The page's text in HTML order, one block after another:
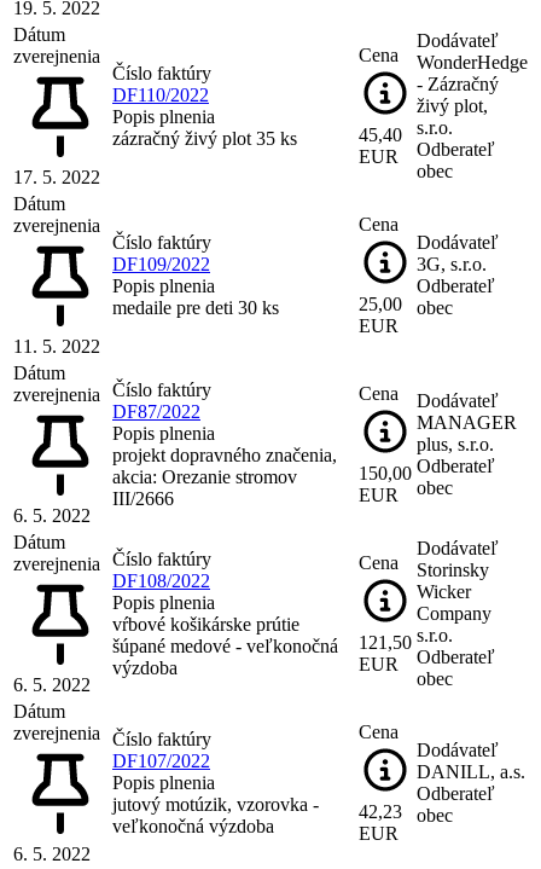
19. 5. 2022
Dátum
zverejnenia
17. 5. 2022
Číslo faktúry
DF110/2022
Popis plnenia
zázračný živý plot 35 ks
Cena
45,40
EUR
Dodávateľ
WonderHedge
- Zázračný
živý plot,
s.r.o.
Odberateľ
obec
Dátum
zverejnenia
11. 5. 2022
Číslo faktúry
DF109/2022
Popis plnenia
medaile pre deti 30 ks
Cena
25,00
EUR
Dodávateľ
3G, s.r.o.
Odberateľ
obec
Dátum
zverejnenia
6. 5. 2022
Číslo faktúry
DF87/2022
Popis plnenia
projekt dopravného značenia,
akcia: Orezanie stromov
III/2666
Cena
150,00
EUR
Dodávateľ
MANAGER
plus, s.r.o.
Odberateľ
obec
Dátum
zverejnenia
6. 5. 2022
Číslo faktúry
DF108/2022
Popis plnenia
vŕbové košikárske prútie
šúpané medové - veľkonočná
výzdoba
Cena
121,50
EUR
Dodávateľ
Storinsky
Wicker
Company
s.r.o.
Odberateľ
obec
Dátum
zverejnenia
6. 5. 2022
Číslo faktúry
DF107/2022
Popis plnenia
jutový motúzik, vzorovka -
veľkonočná výzdoba
Cena
42,23
EUR
Dodávateľ
DANILL, a.s.
Odberateľ
obec